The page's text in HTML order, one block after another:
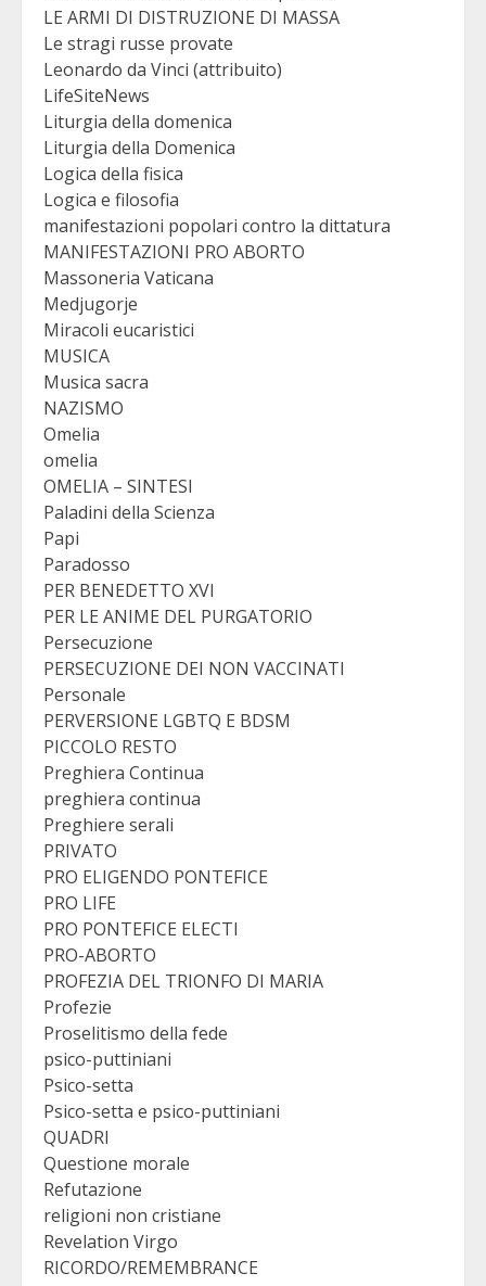
LE ARMI DI DISTRUZIONE DI MASSA
Le stragi russe provate
Leonardo da Vinci (attribuito)
LifeSiteNews
Liturgia della domenica
Liturgia della Domenica
Logica della fisica
Logica e filosofia
manifestazioni popolari contro la dittatura
MANIFESTAZIONI PRO ABORTO
Massoneria Vaticana
Medjugorje
Miracoli eucaristici
MUSICA
Musica sacra
NAZISMO
Omelia
omelia
OMELIA – SINTESI
Paladini della Scienza
Papi
Paradosso
PER BENEDETTO XVI
PER LE ANIME DEL PURGATORIO
Persecuzione
PERSECUZIONE DEI NON VACCINATI
Personale
PERVERSIONE LGBTQ E BDSM
PICCOLO RESTO
Preghiera Continua
preghiera continua
Preghiere serali
PRIVATO
PRO ELIGENDO PONTEFICE
PRO LIFE
PRO PONTEFICE ELECTI
PRO-ABORTO
PROFEZIA DEL TRIONFO DI MARIA
Profezie
Proselitismo della fede
psico-puttiniani
Psico-setta
Psico-setta e psico-puttiniani
QUADRI
Questione morale
Refutazione
religioni non cristiane
Revelation Virgo
RICORDO/REMEMBRANCE